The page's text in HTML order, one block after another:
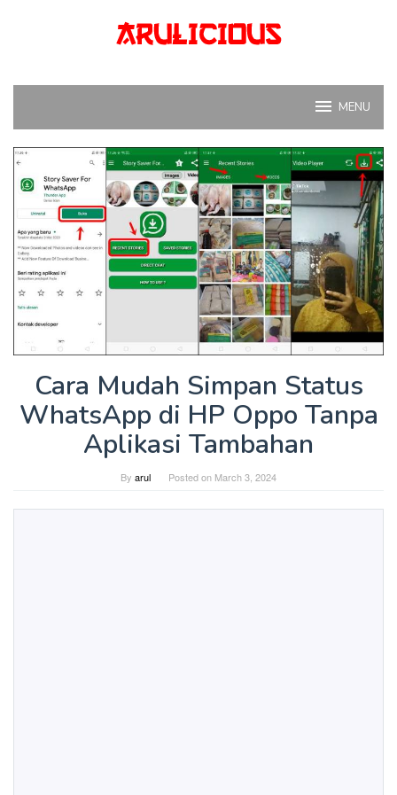
MENU
Cara Mudah Simpan Status
WhatsApp di HP Oppo Tanpa
Aplikasi Tambahan
By arul Posted on March 3, 2024